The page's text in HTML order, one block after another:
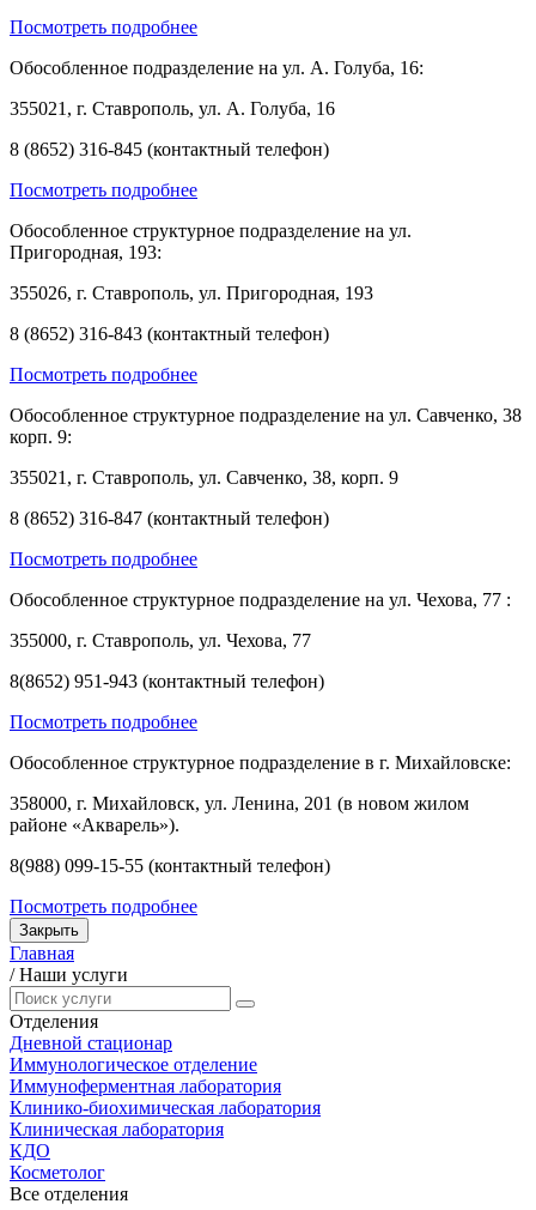
Посмотреть подробнее
Обособленное подразделение на ул. А. Голуба, 16:
355021, г. Ставрополь, ул. А. Голуба, 16
8 (8652) 316-845 (контактный телефон)
Посмотреть подробнее
Обособленное структурное подразделение на ул.
Пригородная, 193:
355026, г. Ставрополь, ул. Пригородная, 193
8 (8652) 316-843 (контактный телефон)
Посмотреть подробнее
Обособленное структурное подразделение на ул. Савченко, 38
корп. 9:
355021, г. Ставрополь, ул. Савченко, 38, корп. 9
8 (8652) 316-847 (контактный телефон)
Посмотреть подробнее
Обособленное структурное подразделение на ул. Чехова, 77 :
355000, г. Ставрополь, ул. Чехова, 77
8(8652) 951-943 (контактный телефон)
Посмотреть подробнее
Обособленное структурное подразделение в г. Михайловске:
358000, г. Михайловск, ул. Ленина, 201 (в новом жилом
районе «Акварель»).
8(988) 099-15-55 (контактный телефон)
Посмотреть подробнее
Закрыть
Главная
/ Наши услуги
Отделения
Дневной стационар
Иммунологическое отделение
Иммуноферментная лаборатория
Клинико-биохимическая лаборатория
Клиническая лаборатория
КДО
Косметолог
Все отделения